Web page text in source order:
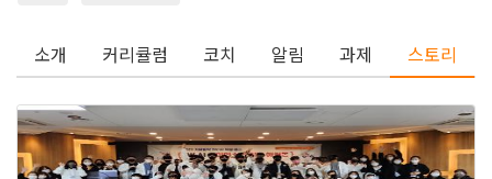
소개 커리큘럼 코치 알림 과제 스토리